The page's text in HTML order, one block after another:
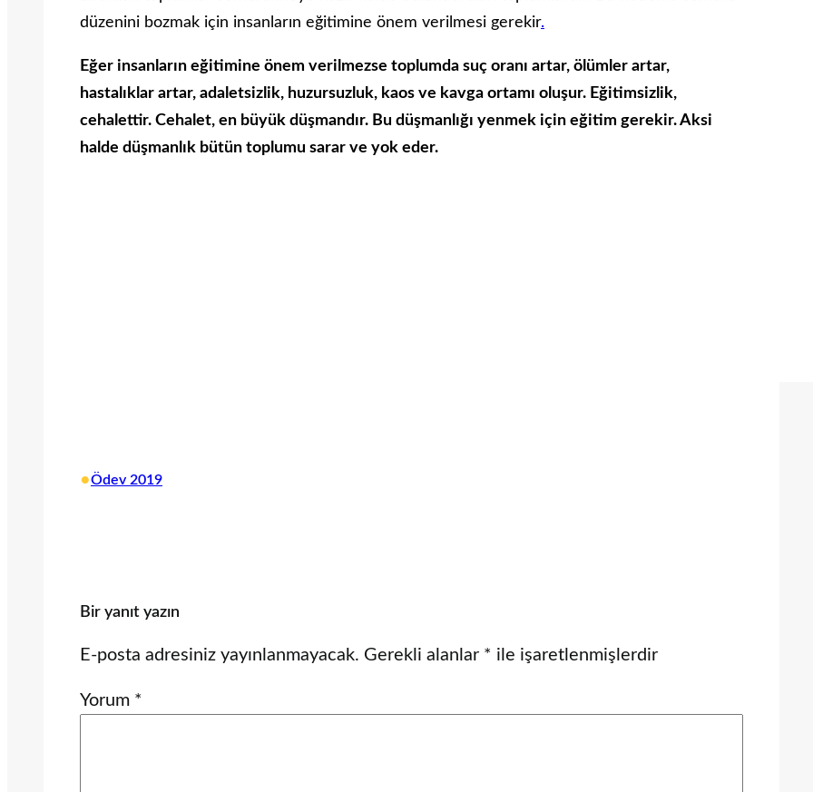
düzenini bozmak için insanların eğitimine önem verilmesi gerekir.
Eğer insanların eğitimine önem verilmezse toplumda suç oranı artar, ölümler artar,
hastalıklar artar, adaletsizlik, huzursuzluk, kaos ve kavga ortamı oluşur. Eğitimsizlik,
cehalettir. Cehalet, en büyük düşmandır. Bu düşmanlığı yenmek için eğitim gerekir. Aksi
halde düşmanlık bütün toplumu sarar ve yok eder.
•Ödev 2019
Bir yanıt yazın
E-posta adresiniz yayınlanmayacak. Gerekli alanlar * ile işaretlenmişlerdir
Yorum *